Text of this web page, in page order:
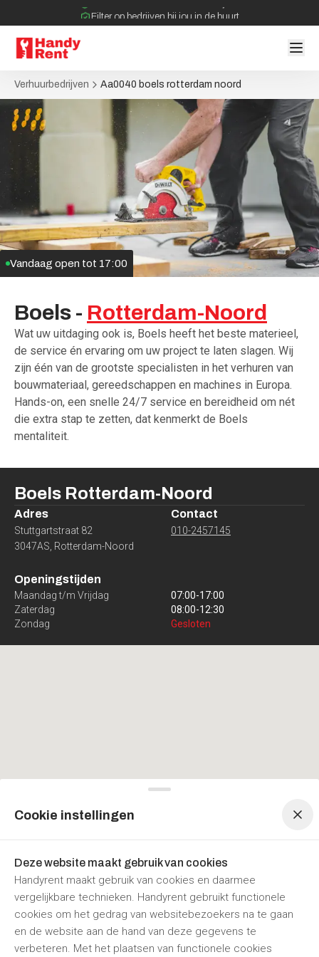
Filter op bedrijven bij jou in de buurt
Geen tussenpartijen bij verhuurovereenkomst
Verhuurbedrijven Aa0040 boels rotterdam noord
Boels - Rotterdam-Noord
Wat uw uitdaging ook is, Boels heeft het beste materieel,
de service én ervaring om uw project te laten slagen. Wij
zijn één van de grootste specialisten in het verhuren van
bouwmateriaal, gereedschappen en machines in Europa.
Hands-on, een snelle 24/7 service en bereidheid om nét
die extra stap te zetten, dat kenmerkt de Boels
mentaliteit.
Vandaag open tot 17:00
Boels Rotterdam-Noord
Adres
Stuttgartstraat 82
3047AS Rotterdam-Noord
Contact
010-2457145
Openingstijden
Maandag t/m Vrijdag 07:00-17:00
Zaterdag
08:00-12:30
Zondag
Gesloten
Cookie instellingen
Deze website maakt gebruik van cookies
Handyrent maakt gebruik van cookies en daarmee
vergelijkbare technieken. Handyrent gebruikt functionele
cookies om het gedrag van websitebezoekers na te gaan
en de website aan de hand van deze gegevens te
verbeteren. Met het plaatsen van functionele cookies